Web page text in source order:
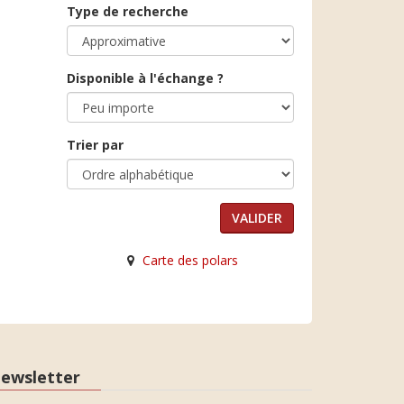
Type de recherche
Disponible à l'échange ?
Trier par
Carte des polars